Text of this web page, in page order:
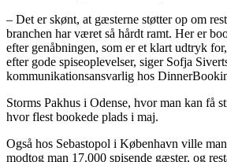
– Det er skønt, at gæsterne støtter op om
branchen har været så hårdt ramt. Her er
efter genåbningen, som er et klart udtryk
efter gode spiseoplevelser, siger Sofja
kommunikationsansvarlig hos
Storms Pakhus i Odense, hvor man kan få
hvor flest bookede plads i maj.
Også hos Sebastopol i København ville
modtog man 17.000 spisende gæster, og